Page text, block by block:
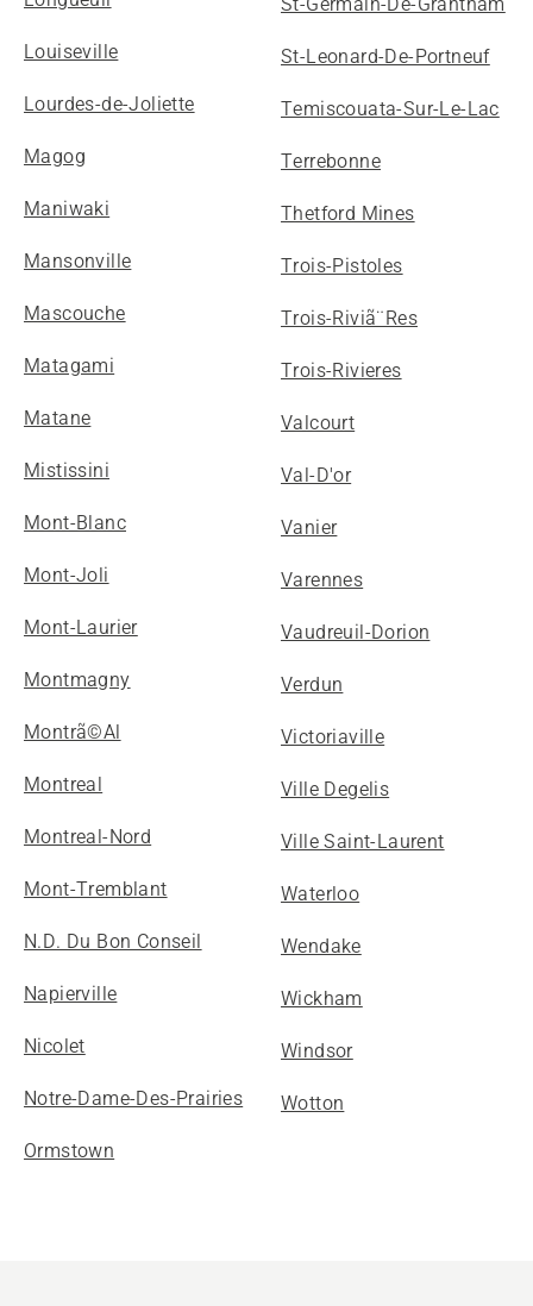
Louiseville
Lourdes-de-Joliette
Magog
Maniwaki
Mansonville
Mascouche
Matagami
Matane
Mistissini
Mont-Blanc
Mont-Joli
Mont-Laurier
Montmagny
Montrã©Al
Montreal
Montreal-Nord
Mont-Tremblant
N.D. Du Bon Conseil
Napierville
Nicolet
Notre-Dame-Des-Prairies
Ormstown
St-Leonard-De-Portneuf
Temiscouata-Sur-Le-Lac
Terrebonne
Thetford Mines
Trois-Pistoles
Trois-Riviã¨Res
Trois-Rivieres
Valcourt
Val-D'or
Vanier
Varennes
Vaudreuil-Dorion
Verdun
Victoriaville
Ville Degelis
Ville Saint-Laurent
Waterloo
Wendake
Wickham
Windsor
Wotton